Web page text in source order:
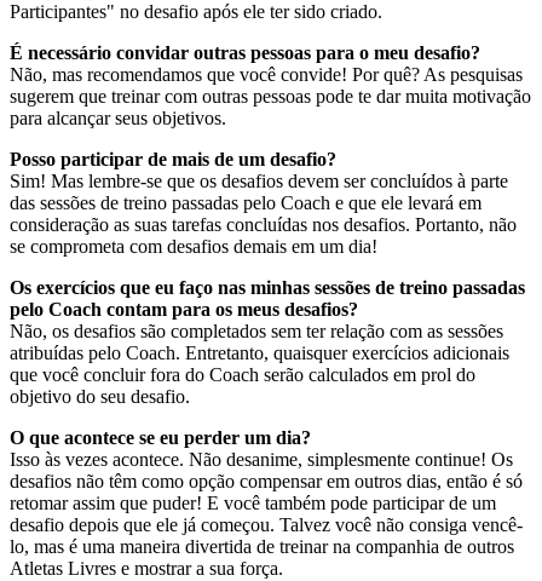
Participantes" no desafio após ele ter sido criado.
É necessário convidar outras pessoas para o meu desafio?
Não, mas recomendamos que você convide! Por quê? As pesquisas
sugerem que treinar com outras pessoas pode te dar muita motivação
para alcançar seus objetivos.
Posso participar de mais de um desafio?
Sim! Mas lembre-se que os desafios devem ser concluídos à parte
das sessões de treino passadas pelo Coach e que ele levará em
consideração as suas tarefas concluídas nos desafios. Portanto, não
se comprometa com desafios demais em um dia!
Os exercícios que eu faço nas minhas sessões de treino passadas
pelo Coach contam para os meus desafios?
Não, os desafios são completados sem ter relação com as sessões
atribuídas pelo Coach. Entretanto, quaisquer exercícios adicionais
que você concluir fora do Coach serão calculados em prol do
objetivo do seu desafio.
O que acontece se eu perder um dia?
Isso às vezes acontece. Não desanime, simplesmente continue! Os
desafios não têm como opção compensar em outros dias, então é só
retomar assim que puder! E você também pode participar de um
desafio depois que ele já começou. Talvez você não consiga vencê-
lo, mas é uma maneira divertida de treinar na companhia de outros
Atletas Livres e mostrar a sua força.